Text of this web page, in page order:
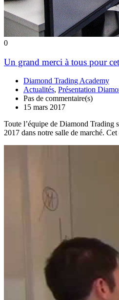
0
Un grand merci à tous pour
Diamond Trading Academy
Actualités, Présentation
Pas de commentaire(s)
15 mars 2017
Toute l’équipe de Diamond Trading
2017 dans notre salle de marché.